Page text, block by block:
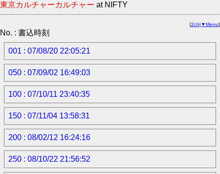
東京カルチャーカルチャー at NIFTY
[2ch| ▼Menu]
No. : 書込時刻
001 : 07/08/20 22:05:21
050 : 07/09/02 16:49:03
100 : 07/10/11 23:40:35
150 : 07/11/04 13:58:31
200 : 08/02/12 16:24:16
250 : 08/10/22 21:56:52